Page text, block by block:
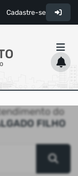
Cadastre-se
do
FILHO